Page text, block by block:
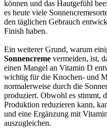
können und das Hautgefühl
es heute viele
den täglichen Gebrauch
Finish haben.
Ein weiterer Grund, warum
Sonnencreme vermeiden, ist,
einen Mangel an Vitamin D
wichtig für die Knochen- und
normalerweise durch die
produziert. Obwohl es stimmt,
Produktion reduzieren kann,
und eine Ergänzung mit
auszugleichen.